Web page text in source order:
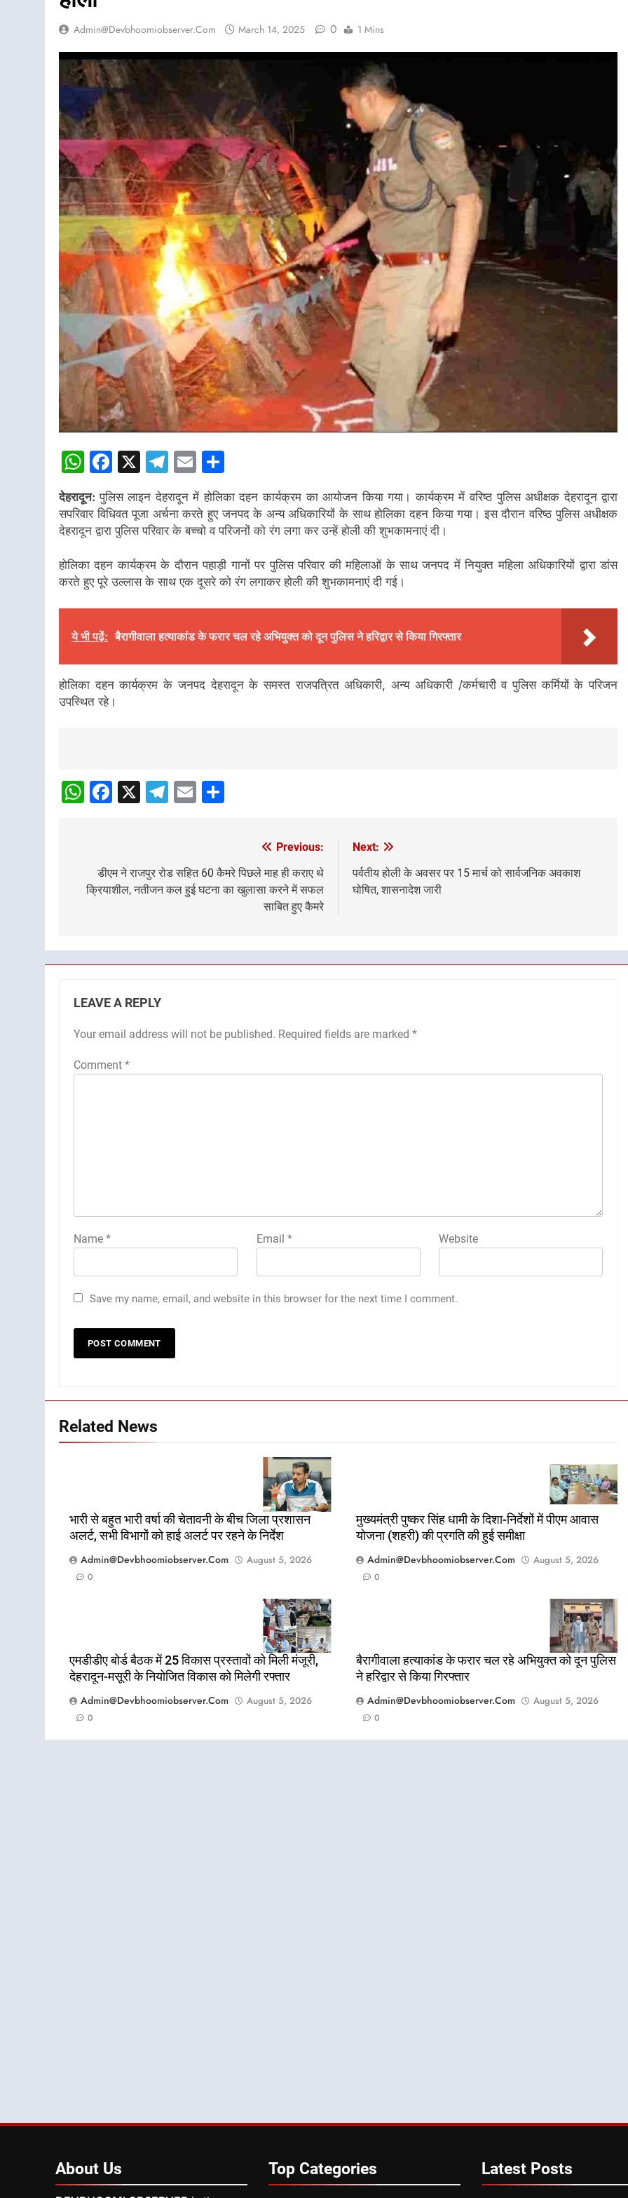
Admin@devbhoomiobserver.com March 14, 2025 0 1 Mins
WhatsApp
Facebook
X Telegram
Email
देहरादून:पुलिस लाइन देहरादून में होलिका दहन कार्यक्रम का आयोजन किया गया। कार्यक्रम में वरिष्ठ पुलिस अधीक्षक देहरादून द्वारा
सपरिवार विधिवत पूजा अर्चना करते हुए जनपद के अन्य अधिकारियों के साथ होलिका दहन किया गया। इस दौरान वरिष्ठ पुलिस अधीक्षक
देहरादून द्वारा पुलिस परिवार के बच्चो व परिजनों को रंग लगा कर उन्हें होली की शुभकामनाएं दी।
होलिका दहन कार्यक्रम के दौरान पहाड़ी गानों पर पुलिस परिवार की महिलाओं के साथ जनपद में नियुक्त महिला अधिकारियों द्वारा डांस
करते हुए पूरे उल्लास के साथ एक दूसरे को रंग लगाकर होली की शुभकामनाएं दी गई।
ये भी पढ़ें: बैरागीवाला हत्याकांड के फरार चल रहे अभियुक्त को दून पुलिस ने हरिद्वार से किया गिरफ्तार
होलिका दहन कार्यक्रम के जनपद देहरादून के समस्त राजपत्रित अधिकारी, अन्य अधिकारी /कर्मचारी व पुलिस कर्मियों के परिजन
उपस्थित रहे।
Navigation
WhatsApp
Facebook
X Telegram
Email
navigation
Previous:
डीएम ने राजपुर रोड सहित 60 कैमरे पिछले माह ही कराए थे
क्रियाशील, नतीजन कल हुई घटना का खुलासा करने में सफल
साबित हुए कैमरे
Next:
पर्वतीय होली के अवसर पर 15 मार्च को सार्वजनिक अवकाश
घोषित, शासनादेश जारी
LEAVE A REPLY
Your email address will not be published. Required fields are marked *
Comment *
Name * Email * Website
Save my name, email, and website in this browser for the next time I comment.
Related News
भारी से बहुत भारी वर्षा की चेतावनी के बीच जिला प्रशासन
अलर्ट, सभी विभागों को हाई अलर्ट पर रहने के निर्देश
Admin@devbhoomiobserver.com
August 5, 2026
0
मुख्यमंत्री पुष्कर सिंह धामी के दिशा-निर्देशों में पीएम आवास
योजना (शहरी) की प्रगति की हुई समीक्षा
Admin@devbhoomiobserver.com
August 5, 2026
0
एमडीडीए बोर्ड बैठक में 25 विकास प्रस्तावों को मिली मंजूरी,
देहरादून-मसूरी के नियोजित विकास को मिलेगी रफ्तार
Admin@devbhoomiobserver.com
August 5, 2026
0
बैरागीवाला हत्याकांड के फरार चल रहे अभियुक्त को दून पुलिस
ने हरिद्वार से किया गिरफ्तार
Admin@devbhoomiobserver.com
August 5, 2026
0
About Us Top Categories Latest Posts